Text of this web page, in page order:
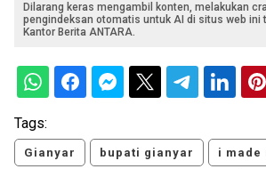
Dilarang keras mengambil konten, melakukan
pengindeksan otomatis untuk AI di situs web ini
Kantor Berita ANTARA.
Tags:
Gianyar bupati gianyar i made